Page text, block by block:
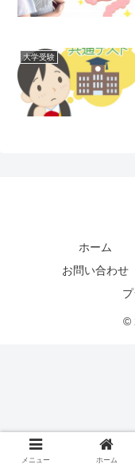
大学受験
ホーム
お問い合わせ
©
メニュー ホーム